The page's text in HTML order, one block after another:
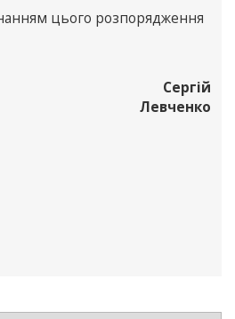
цього розпорядження
Сергій
Левченко